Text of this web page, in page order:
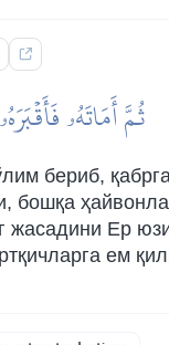
ثُمَّ أَمَاتَهُۥ فَأَقۡبَرَهُۥ
бериб,
бошқа
жасадини Ер
ем